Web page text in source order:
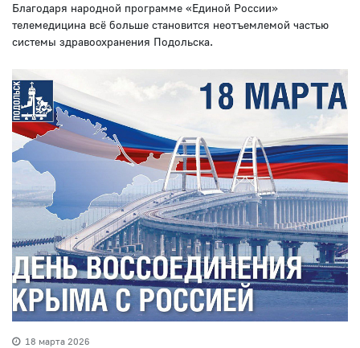
Благодаря народной программе «Единой России»
телемедицина всё больше становится неотъемлемой частью
системы здравоохранения Подольска.
18 марта 2026